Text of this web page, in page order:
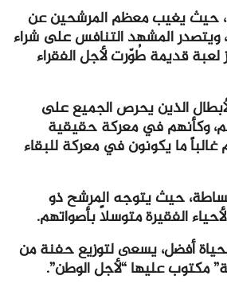
حيث يغيب معظم المرشحين عن
ويتصدر المشهد التنافس على شراء
لعبة قديمة طُوّرت لأجل الفقراء
الذين يحرص الجميع على
وكأنهم في معركة حقيقية
غالباً ما يكونون في معركة للبقاء
حيث يتوجه المرشح ذو
الفقيرة متوسلاً بأصواتهم.
أفضل، يسعى لتوزيع حفنة من
مكتوب عليها “لأجل الوطن”.